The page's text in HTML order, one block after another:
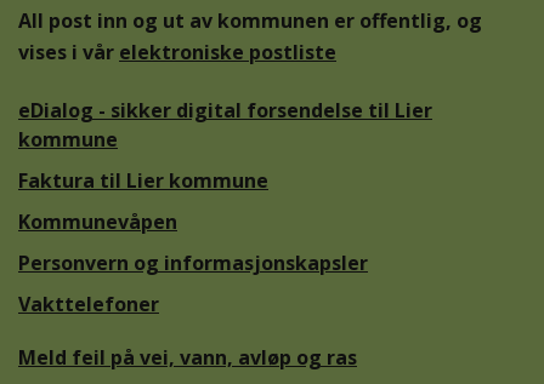
All post inn og ut av kommunen er offentlig, og
vises i vår elektroniske postliste
eDialog - sikker digital forsendelse til Lier
kommune
Faktura til Lier kommune
Kommunevåpen
Personvern og informasjonskapsler
Vakttelefoner
Meld feil på vei, vann, avløp og ras